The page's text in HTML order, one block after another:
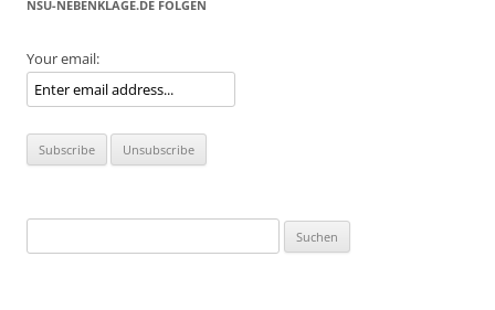
NSU-NEBENKLAGE.DE FOLGEN
Your email:
nach: